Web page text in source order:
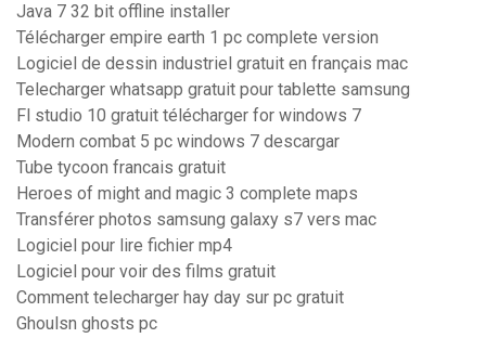
Java 7 32 bit offline installer
Télécharger empire earth 1 pc complete version
Logiciel de dessin industriel gratuit en français mac
Telecharger whatsapp gratuit pour tablette samsung
Fl studio 10 gratuit télécharger for windows 7
Modern combat 5 pc windows 7 descargar
Tube tycoon francais gratuit
Heroes of might and magic 3 complete maps
Transférer photos samsung galaxy s7 vers mac
Logiciel pour lire fichier mp4
Logiciel pour voir des films gratuit
Comment telecharger hay day sur pc gratuit
Ghoulsn ghosts pc